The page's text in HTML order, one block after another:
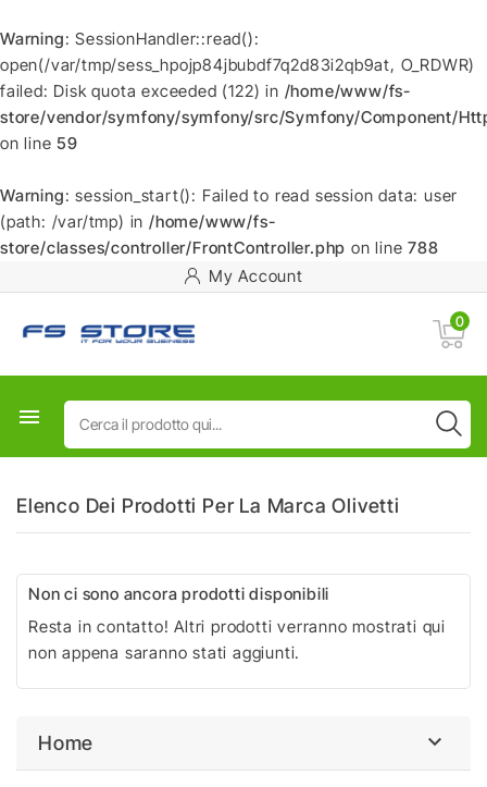
Warning: SessionHandler::read():
open(/var/tmp/sess_hpojp84jbubdf7q2d83i2qb9at, O_RDWR)
failed: Disk quota exceeded (122) in /home/www/fs-
store/vendor/symfony/symfony/src/Symfony/Component/
on line59
Warning: session_start(): Failed to read session data: user
(path: /var/tmp) in/home/www/fs-
store/classes/controller/FrontController.php on line788
My Account
0

Elenco Dei Prodotti Per La Marca Olivetti
Non ci sono ancora prodotti disponibili
Resta in contatto! Altri prodotti verranno mostrati qui
non appena saranno stati aggiunti.
Home 